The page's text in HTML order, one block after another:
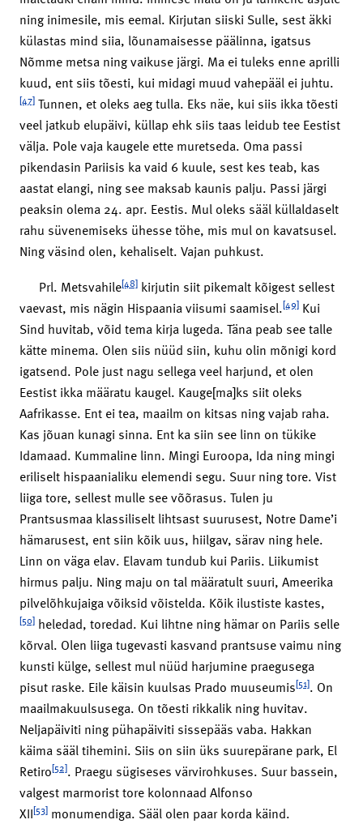
ning inimesile, mis eemal. Kirjutan siiski Sulle, sest äkki
külastas mind siia, lõunamaisesse päälinna, igatsus
Nõmme metsa ning vaikuse järgi. Ma ei tuleks enne aprilli
kuud, ent siis tõesti, kui midagi muud vahepääl ei juhtu.
[47] Tunnen, et oleks aeg tulla. Eks näe, kui siis ikka tõesti
veel jatkub elupäivi, küllap ehk siis taas leidub tee Eestist
välja. Pole vaja kaugele ette muretseda. Oma passi
pikendasin Pariisis ka vaid 6 kuule, sest kes teab, kas
aastat elangi, ning see maksab kaunis palju. Passi järgi
peaksin olema 24. apr. Eestis. Mul oleks sääl küllaldaselt
rahu süvenemiseks ühesse töhe, mis mul on kavatsusel.
Ning väsind olen, kehaliselt. Vajan puhkust.
Prl. Metsvahile[48] kirjutin siit pikemalt kõigest sellest
vaevast, mis nägin Hispaania viisumi saamisel.[49] Kui
Sind huvitab, võid tema kirja lugeda. Täna peab see talle
kätte minema. Olen siis nüüd siin, kuhu olin mõnigi kord
igatsend. Pole just nagu sellega veel harjund, et olen
Eestist ikka määratu kaugel. Kauge[ma]ks siit oleks
Aafrikasse. Ent ei tea, maailm on kitsas ning vajab raha.
Kas jõuan kunagi sinna. Ent ka siin see linn on tükike
Idamaad. Kummaline linn. Mingi Euroopa, Ida ning mingi
eriliselt hispaanialiku elemendi segu. Suur ning tore. Vist
liiga tore, sellest mulle see võõrasus. Tulen ju
Prantsusmaa klassiliselt lihtsast suurusest, Notre Dame’i
hämarusest, ent siin kõik uus, hiilgav, särav ning hele.
Linn on väga elav. Elavam tundub kui Pariis. Liikumist
hirmus palju. Ning maju on tal määratult suuri, Ameerika
pilvelõhkujaiga võiksid võistelda. Kõik ilustiste kastes,
[50] heledad, toredad. Kui lihtne ning hämar on Pariis selle
kõrval. Olen liiga tugevasti kasvand prantsuse vaimu ning
kunsti külge, sellest mul nüüd harjumine praegusega
pisut raske. Eile käisin kuulsas Prado muuseumis[51]. On
maailmakuulsusega. On tõesti rikkalik ning huvitav.
Neljapäiviti ning pühapäiviti sissepääs vaba. Hakkan
käima sääl tihemini. Siis on siin üks suurepärane park, El
Retiro[52]. Praegu sügiseses värvirohkuses. Suur bassein,
valgest marmorist tore kolonnaad Alfonso
XII[53] monumendiga. Sääl olen paar korda käind.